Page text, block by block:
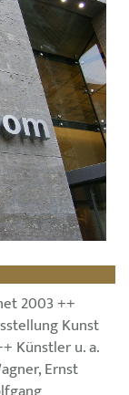
2003 ++
Kunst
Künstler u. a.
Ernst